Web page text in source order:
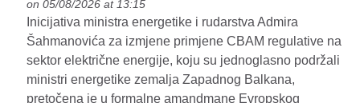
on 05/08/2026 at 13:15
Inicijativa ministra energetike i rudarstva Admira
Šahmanovića za izmjene primjene CBAM regulative na
sektor električne energije, koju su jednoglasno podržali
ministri energetike zemalja Zapadnog Balkana,
pretočena je u formalne amandmane Evropskog